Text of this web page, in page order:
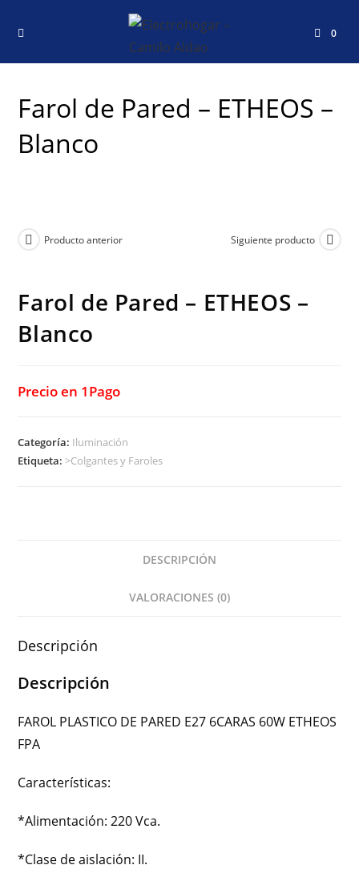
0
Farol de Pared – ETHEOS –
Blanco
Producto anterior Siguiente producto
Farol de Pared – ETHEOS –
Blanco
Precio en 1Pago
Categoría: Iluminación
Etiqueta:>Colgantes y Faroles
DESCRIPCIÓN
VALORACIONES (0)
Descripción
Descripción
FAROL PLASTICO DE PARED E27 6CARAS 60W ETHEOS
FPA
Características:
*Alimentación: 220 Vca.
*Clase de aislación: II.